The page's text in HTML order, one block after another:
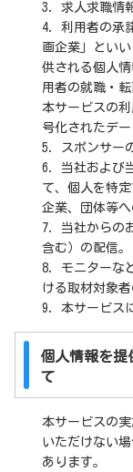
3. 求人求職情
4. 利用者の承
画企業」とい
供される個人
用者の就職・
本サービスの
号化されたデ
5. スポンサー
6. 当社および
て、個人を特
企業、団体等へ
7. 当社からの
含む）の配信。
8. モニターな
ける取材対象者
9. 本サービス
個人情報を提
て
本サービスの
いただけない
あります。